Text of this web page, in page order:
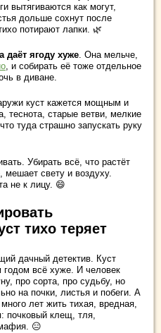
вытягиваются как могут,
дольше сохнут после
потирают лапки. 🌿
даёт ягоду хуже. Она мельче,
, и собирать её тоже отдельное
в диване.
куст кажется мощным и
теснота, старые ветви, мелкие
туда страшно запускать руку
Убирать всё, что растёт
мешает свету и воздуху.
не к лицу. 😄
тихо теряет
дачный детектив. Куст
всё хуже. И человек
про сорта, про судьбу, но
на почки, листья и побеги. А
лет жить тихая, вредная,
почковый клещ, тля,
😑